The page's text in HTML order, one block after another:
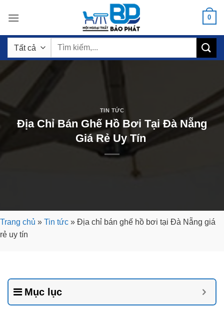
qua
dung
0
Tìm
TIN TỨC
Địa Chỉ Bán Ghế Hồ Bơi Tại Đà Nẵng
Giá Rẻ Uy Tín
Trang chủ » Tin tức » Địa chỉ bán ghế hồ bơi tại Đà Nẵng giá
rẻ uy tín
Mục lục